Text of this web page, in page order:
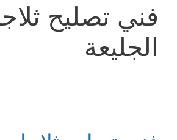
فني تصليح
الجليعة